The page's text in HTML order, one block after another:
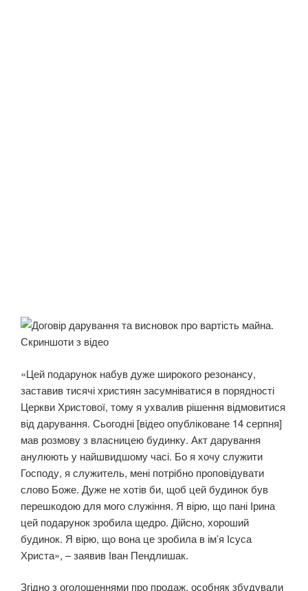
«Цей подарунок набув дуже широкого резонансу,
заставив тисячі християн засумніватися в порядності
Церкви Христової, тому я ухвалив рішення відмовитися
від дарування. Сьогодні [відео опубліковане 14 серпня]
мав розмову з власницею будинку. Акт дарування
анулюють у найшвидшому часі. Бо я хочу служити
Господу, я служитель, мені потрібно проповідувати
слово Боже. Дуже не хотів би, щоб цей будинок був
перешкодою для мого служіння. Я вірю, що пані Ірина
цей подарунок зробила щедро. Дійсно, хороший
будинок. Я вірю, що вона це зробила в ім’я Ісуса
Христа», – заявив Іван Пендлишак.
Згідно з оголошеннями про продаж, особняк збудували